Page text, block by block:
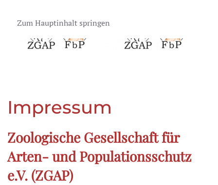
Zum Hauptinhalt springen
Impressum
Zoologische Gesellschaft für
Arten- und Populationsschutz
e.V. (ZGAP)